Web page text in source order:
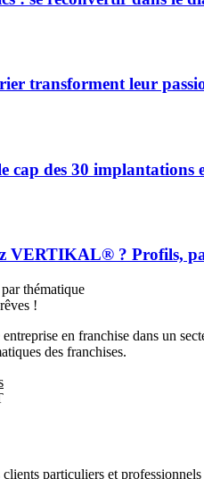
transforment leur
cap des 30 implantations
VERTIKAL® ? Profils,
thématique
!
en franchise dans un
des franchises.
particuliers et